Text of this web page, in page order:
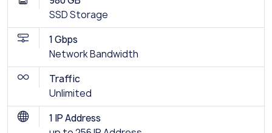
SSD Storage
1 Gbps
Network Bandwidth
Traffic
Unlimited
1 IP Address